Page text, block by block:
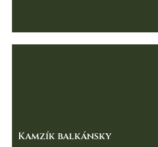
Kamzík balkánsky